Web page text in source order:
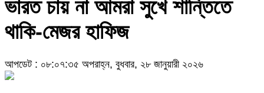
ভারত চায় না আমরা সুখে শান্তিতে
থাকি-মেজর হাফিজ
আপডেট : ০৮:০৭:৩৫ অপরাহ্ন, বুধবার, ২৮ জানুয়ারী ২০২৬